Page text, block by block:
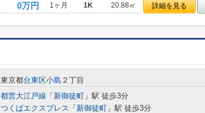
0万円 1ヶ月 1K 20.88㎡ 詳細を見る
東京都台東区小島 ２丁目
都営大江戸線 「 新御徒町 」駅 徒歩3分
つくばエクスプレス 「 新御徒町 」駅 徒歩3分